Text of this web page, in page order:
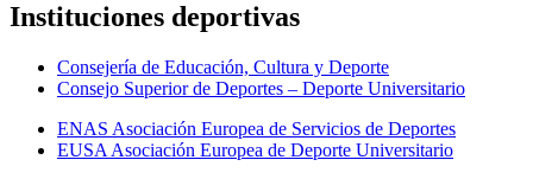
Instituciones deportivas
Consejería de Educación, Cultura y Deporte
Consejo Superior de Deportes – Deporte Universitario
ENAS Asociación Europea de Servicios de Deportes
EUSA Asociación Europea de Deporte Universitario